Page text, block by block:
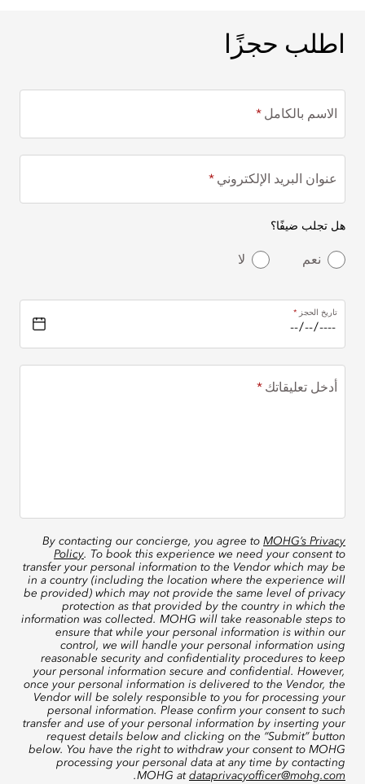
اطلب حجزًا
اطلب حجزًا
الاسم بالكامل
عنوان البريد الإلكتروني
هل تجلب ضيفًا؟
نعم لا
تاريخ الحجز
أدخل تعليقاتك
By contacting our concierge, you agree to MOHG’s Privacy
Policy. To book this experience we need your consent to
transfer your personal information to the Vendor which may be
in a country (including the location where the experience will
be provided) which may not provide the same level of privacy
protection as that provided by the country in which the
information was collected. MOHG will take reasonable steps to
ensure that while your personal information is within our
control, we will handle your personal information using
reasonable security and confidentiality procedures to keep
your personal information secure and confidential. However,
once your personal information is delivered to the Vendor, the
Vendor will be solely responsible to you for processing your
personal information. Please confirm your consent to such
transfer and use of your personal information by inserting your
request details below and clicking on the “Submit” button
below. You have the right to withdraw your consent to MOHG
processing your personal data at any time by contacting
MOHG at dataprivacyofficer@mohg.com
.